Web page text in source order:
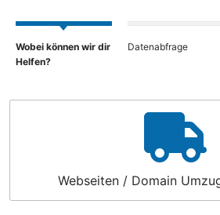
Wobei können wir dir
Helfen?
Datenabfrage
P
Webseiten / Domain